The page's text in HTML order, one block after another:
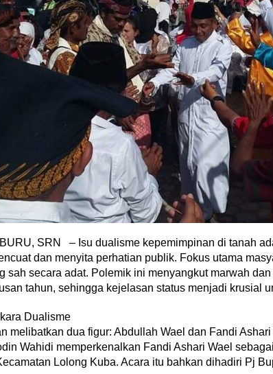
SRN – Isu dualisme kepemimpinan di tanah
dan menyita perhatian publik. Fokus utama
sah secara adat. Polemik ini menyangkut marwah
tahun, sehingga kejelasan status menjadi krusial
Dualisme
melibatkan dua figur: Abdullah Wael dan Fandi
Wahidi memperkenalkan Fandi Ashari Wael
Lolong Kuba. Acara itu bahkan dihadiri Pj